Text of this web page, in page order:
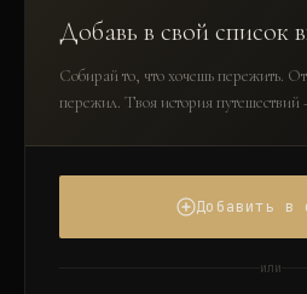
Добавь в свой список
Собирай то, что хочешь пережить.
пережил. Твоя история
Добавить в
или